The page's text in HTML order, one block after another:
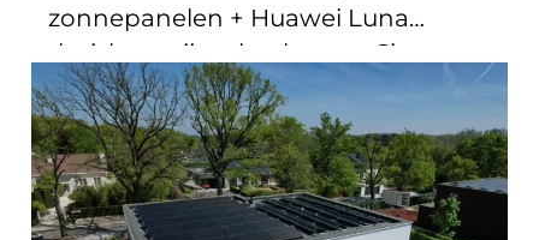
zonnepanelen + Huawei Luna
thuisbatterij en back-up te Sint-
Genesius-rode